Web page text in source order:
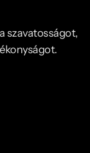
szavatosságot,